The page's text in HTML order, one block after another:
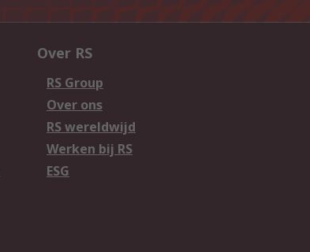
Over RS
RS Group
Over ons
RS wereldwijd
Werken bij RS
ESG